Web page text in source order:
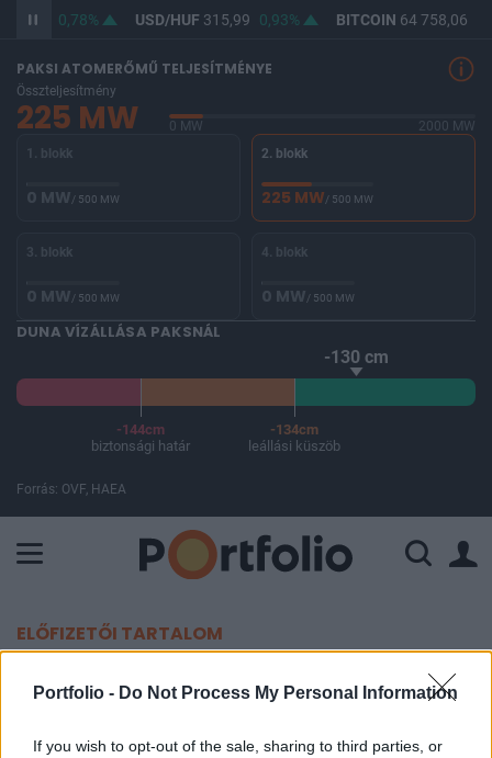
Portfolio - Do Not Process My Personal Information
If you wish to opt-out of the sale, sharing to third parties, or
0,78% USD/HUF315,99 0,93% BITCOIN64 758,06
PAKSI ATOMERŐMŰ TELJESÍTMÉNYE
Összteljesítmény
225 MW 0 MW
2000 MW
1. blokk
0 MW/ 500 MW
2. blokk
225 MW/ 500 MW
3. blokk
0 MW/ 500 MW
4. blokk
0 MW/ 500 MW
DUNA VÍZÁLLÁSA PAKSNÁL
-130 cm
-144cm
biztonsági határ
-134cm
leállási küszöb
Forrás: OVF, HAEA
ELŐFIZETŐI TARTALOM
Románia döntött: előbb lesz